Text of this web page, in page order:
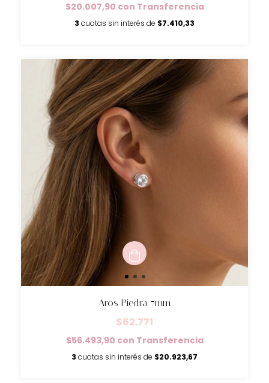
$20.007,90 con Transferencia
3 cuotas sin interés de $7.410,33
Aros Piedra 7mm
$62.771
$56.493,90 con Transferencia
3 cuotas sin interés de $20.923,67